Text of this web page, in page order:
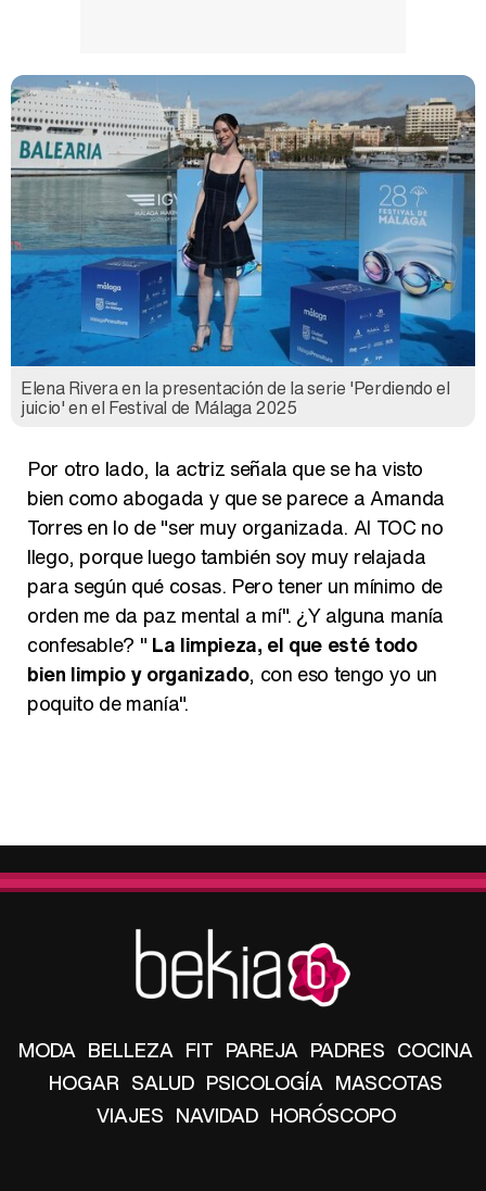
Elena Rivera en la presentación de la serie 'Perdiendo el
juicio' en el Festival de Málaga 2025
Por otro lado, la actriz señala que se ha visto
bien como abogada y que se parece a Amanda
Torres en lo de "ser muy organizada. Al TOC no
llego, porque luego también soy muy relajada
para según qué cosas. Pero tener un mínimo de
orden me da paz mental a mí". ¿Y alguna manía
confesable? " La limpieza, el que esté todo
bien limpio y organizado, con eso tengo yo un
poquito de manía".
MODA BELLEZA FIT PAREJA PADRES COCINA
HOGAR SALUD PSICOLOGÍA MASCOTAS
VIAJES NAVIDAD HORÓSCOPO